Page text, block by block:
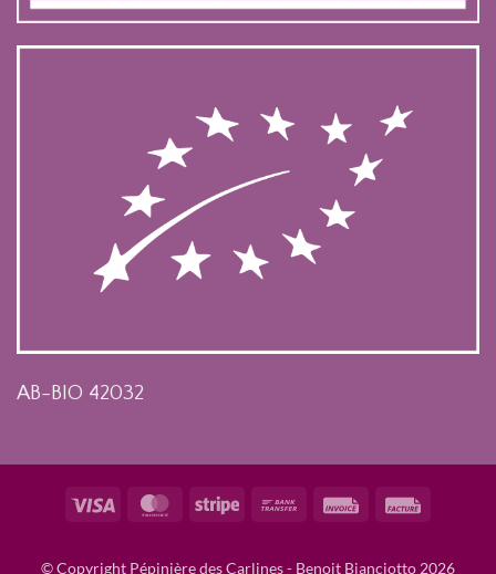
AB-BIO 42032
Visa MasterCardStripe
Bank
Invoice
© Copyright Pépinière des Carlines - Benoit Bianciotto 2026